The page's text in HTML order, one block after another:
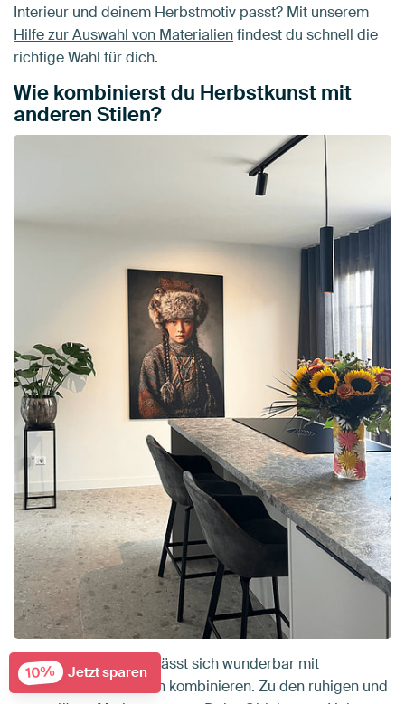
Interieur und deinem Herbstmotiv passt? Mit unserem
Hilfe zur Auswahl von Materialienfindest du schnell die
richtige Wahl für dich.
Wie kombinierst du Herbstkunst mit
anderen Stilen?
Die Kollektion Herbst lässt sich wunderbar mit
natürlichen Materialien kombinieren. Zu den ruhigen und
10% Jetzt sparen